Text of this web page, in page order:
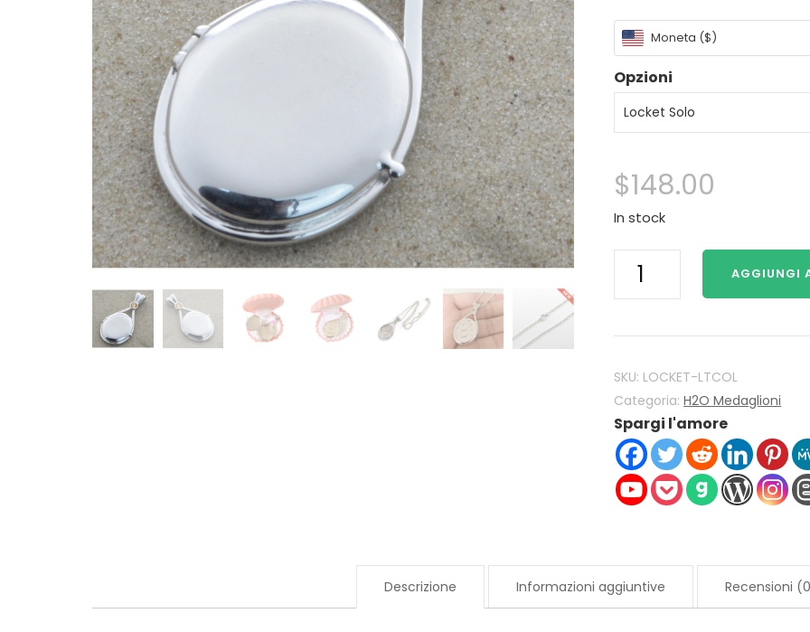
Moneta ($)
Opzioni
$148.00
In stock
H2O
Just
Water
Sirene
H2O
Locket
925
Argento
Sterling
cristallo
quantità
AGGIUNGI
SKU: LOCKET-LTCOL
Categoria:H2O Medaglioni
Spargi l'amore
Descrizione Informazioni aggiuntive Recensioni